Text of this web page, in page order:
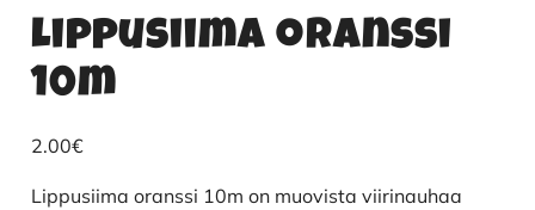
Lippusiima oranssi
10m
2.00€
Lippusiima oranssi 10m on muovista viirinauhaa